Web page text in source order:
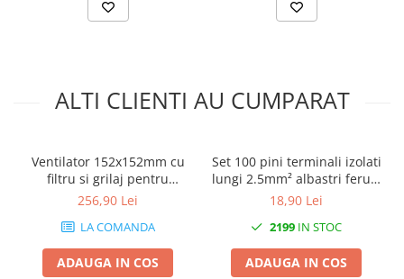
ALTI CLIENTI AU CUMPARAT
Ventilator 152x152mm cu
filtru si grilaj pentru
tablouri electrice 22W
256,90 Lei
LA COMANDA
ADAUGA IN COS
Set 100 pini terminali izolati
lungi 2.5mm² albastri ferule
cupru 18mm
18,90 Lei
2199 IN STOC
ADAUGA IN COS